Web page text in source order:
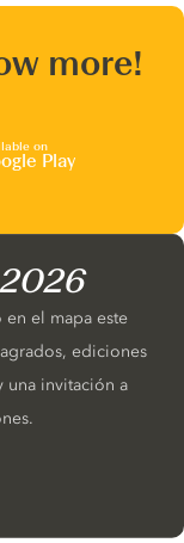
more!
on
Play
en el mapa este
ediciones
una invitación a